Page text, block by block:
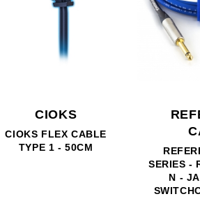
REFERENCE
CABLE
REFERENCE DAMMI UN
CAVO
JACK/